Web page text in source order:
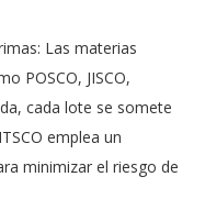
Las materias
POSCO, JISCO,
cada lote se somete
emplea un
minimizar el riesgo de